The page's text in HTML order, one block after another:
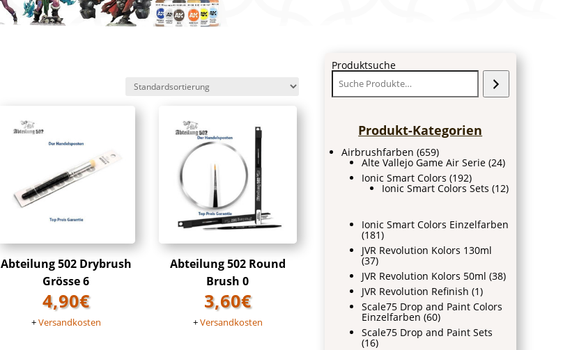
Abteilung 502 Drybrush
Grösse 6
4,90€
+Versandkosten
Abteilung 502 Round
Brush 0
3,60€
+Versandkosten
Produktsuche
Produkt-Kategorien
Airbrushfarben (659)
Alte Vallejo Game Air Serie (24)
Ionic Smart Colors (192)
Ionic Smart Colors Sets (12)
Ionic Smart Colors Einzelfarben
(181)
JVR Revolution Kolors 130ml
(37)
JVR Revolution Kolors 50ml (38)
JVR Revolution Refinish (1)
Scale75 Drop and Paint Colors
Einzelfarben (60)
Scale75 Drop and Paint Sets
(16)